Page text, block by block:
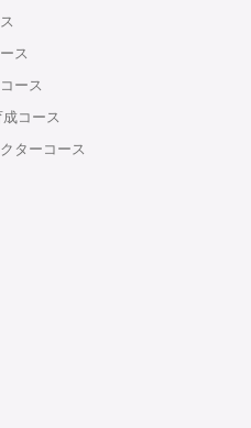
ス
ース
コース
ターコース